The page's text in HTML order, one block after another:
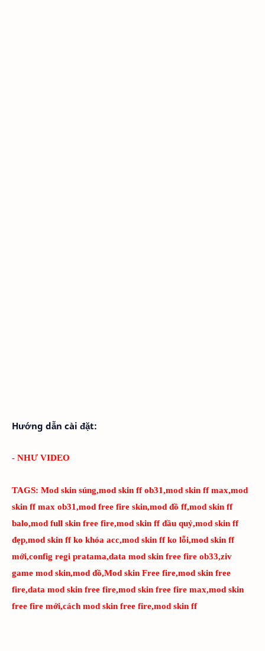
Hướng dẫn cài đặt:
- NHƯ VIDEO
TAGS: Mod skin súng,mod skin ff ob31,mod skin ff max,mod
skin ff max ob31,mod free fire skin,mod đồ ff,mod skin ff
balo,mod full skin free fire,mod skin ff đầu quỷ,mod skin ff
đẹp,mod skin ff ko khóa acc,mod skin ff ko lỗi,mod skin ff
mới,config regi pratama,data mod skin free fire ob33,ziv
game mod skin,mod đồ,Mod skin Free fire,mod skin free
fire,data mod skin free fire,mod skin free fire max,mod skin
free fire mới,cách mod skin free fire,mod skin ff